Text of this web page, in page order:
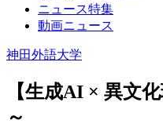
ニュース特集
動画ニュース
神田外語大学
【生成AI × 異文
～